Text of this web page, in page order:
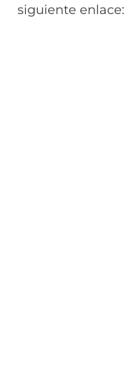
siguiente enlace: